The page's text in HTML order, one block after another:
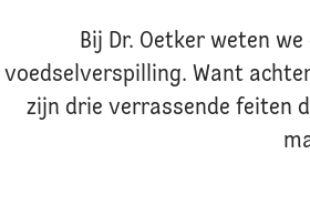
Bij Dr. Oetker weten
voedselverspilling. Want
zijn drie verrassende feiten